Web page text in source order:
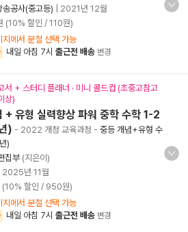
송공사(중고등)
2021년 12월
(10% 할인 / 110원)
지에서 분철 선택 가능
내일 아침 7시 출근전 배송 변경
서 + 스터디 플래너 · 미니 콜드컵 (초중고참고
상)
+ 유형 실력향상 파워 중학 수학 1-2
) - 2022 개정 교육과정 - 중등 개념+유형 수
)
집부 (지은이)
2025년 11월
(10% 할인 / 950원)
지에서 분철 선택 가능
내일 아침 7시 출근전 배송 변경